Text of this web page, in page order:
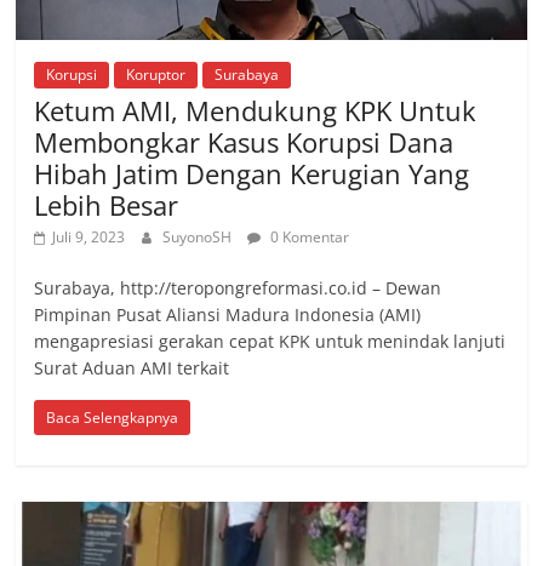
Korupsi Koruptor Surabaya
Ketum AMI, Mendukung KPK Untuk
Membongkar Kasus Korupsi Dana
Hibah Jatim Dengan Kerugian Yang
Lebih Besar
Juli 9, 2023 SuyonoSH 0 Komentar
Surabaya, http://teropongreformasi.co.id – Dewan
Pimpinan Pusat Aliansi Madura Indonesia (AMI)
mengapresiasi gerakan cepat KPK untuk menindak lanjuti
Surat Aduan AMI terkait
Baca Selengkapnya